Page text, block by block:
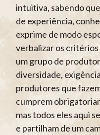
intuitiva, sabendo
de experiência,
exprime de modo
verbalizar os
um grupo de
diversidade,
produtores que
cumprem
mas todos eles aqui
e partilham de um